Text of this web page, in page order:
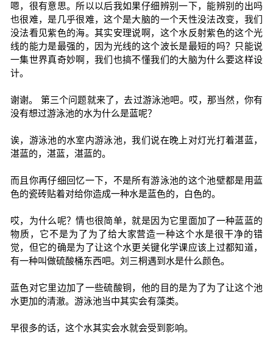
嗯，很有意思。所以以后我如果仔细辨别一下，能辨别的出吗
也很难，是几乎很难，这个是大脑的一个天性没法改变，我们
没法看见紫色的海。其实安理说啊，这个水反射紫色的这个光
线的能力是最强的，因为光线的这个波长是最短的吗？只能说
一集世界真奇妙啊，我们也搞不懂我们的大脑为什么要这样设
计。
谢谢。 第三个问题就来了，去过游泳池吧。哎，那当然，你有
没有想过游泳池的水为什么是蓝呢？
诶，游泳池的水室内游泳池，我们说在晚上对灯光打着湛蓝，
湛蓝的，湛蓝，湛蓝的。
而且你再仔细回忆一下，不是所有游泳池的这个池壁都是用蓝
色的瓷砖贴着对给你造成一种水是蓝色的，白色的。
哎，为什么呢？情也很简单，就是因为它里面加了一种蓝蓝的
物质，它不是为了为了给大家营造一种这个水是很干净的错
觉，但它的确是为了让这个水更关键化学课应该上过都知道，
有一种叫做硫酸桶东西吧。刘三桐遇到水是什么颜色。
蓝色对它里边加了一些硫酸铜，他的目的是为了为了让这个池
水更加的清澈。游泳池当中其实会有藻类。
早很多的话，这个水其实会水就会受到影响。